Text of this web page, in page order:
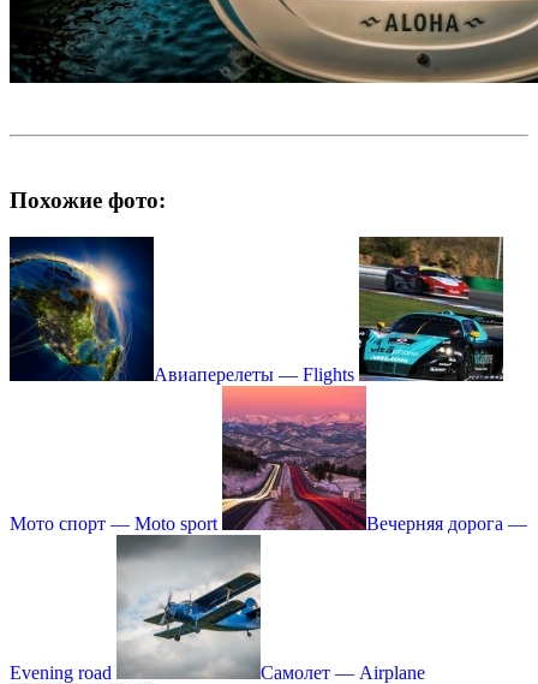
Похожие фото:
Авиаперелеты — Flights
Мото спорт — Moto sport Вечерняя дорога —
Evening road Самолет — Airplane